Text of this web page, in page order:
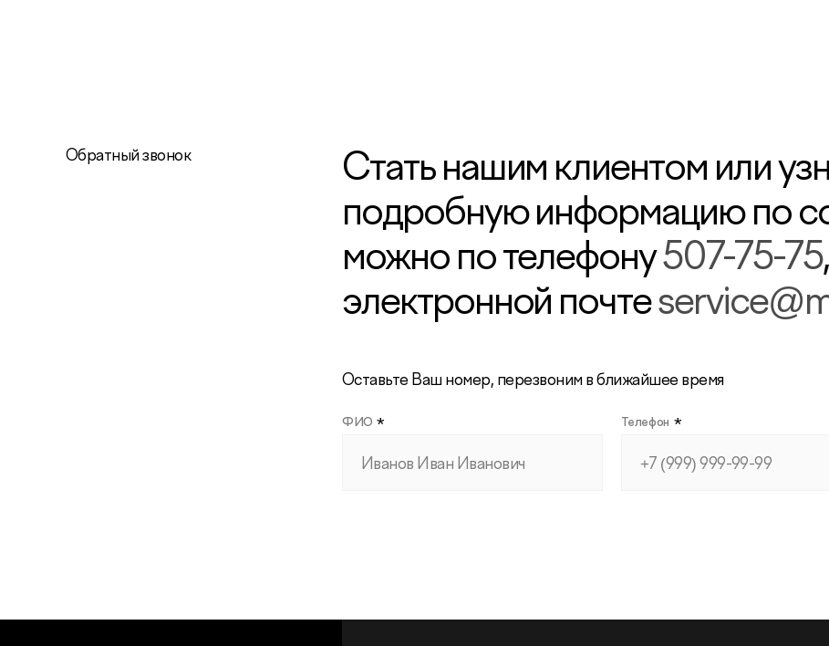
Обратный звонок
Стать нашим клиентом или
подробную информацию по
можно по телефону507-75-75
электронной почте
Оставьте Ваш номер, перезвоним в ближайшее время
ФИО * Телефон *